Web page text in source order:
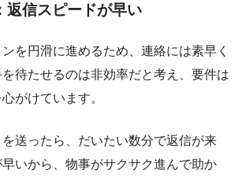
返信スピードが早い
を円滑に進めるため、連絡には素早く
待たせるのは非効率だと考え、要件は
がけています。
を送ったら、だいたい数分で返信が来
いから、物事がサクサク進んで助か